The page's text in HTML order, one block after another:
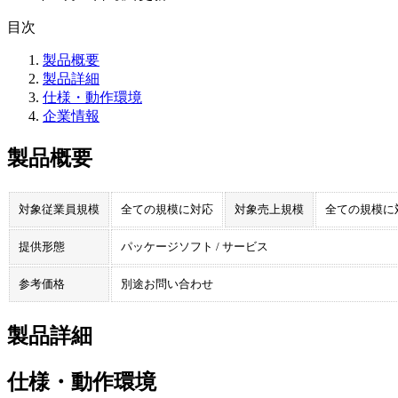
目次
製品概要
製品詳細
仕様・動作環境
企業情報
製品概要
対象従業員規模 全ての規模に対応 対象売上規模 全ての規模に
提供形態 パッケージソフト / サービス
参考価格 別途お問い合わせ
製品詳細
仕様・動作環境